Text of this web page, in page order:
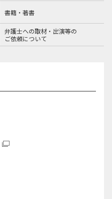
書籍・著書
弁護士への取材・出演等の
ご依頼について